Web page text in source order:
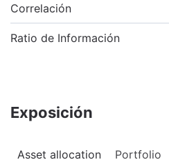
Correlación
Ratio de Información
Exposición
Asset allocation Portfolio